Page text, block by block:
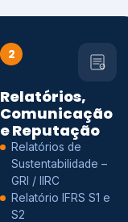
2
Relatórios,
Comunicação
e Reputação
Relatórios de
Sustentabilidade –
GRI / IIRC
Relatório IFRS S1 e
S2